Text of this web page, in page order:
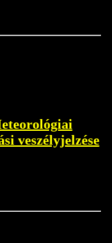
veszélyjelzése